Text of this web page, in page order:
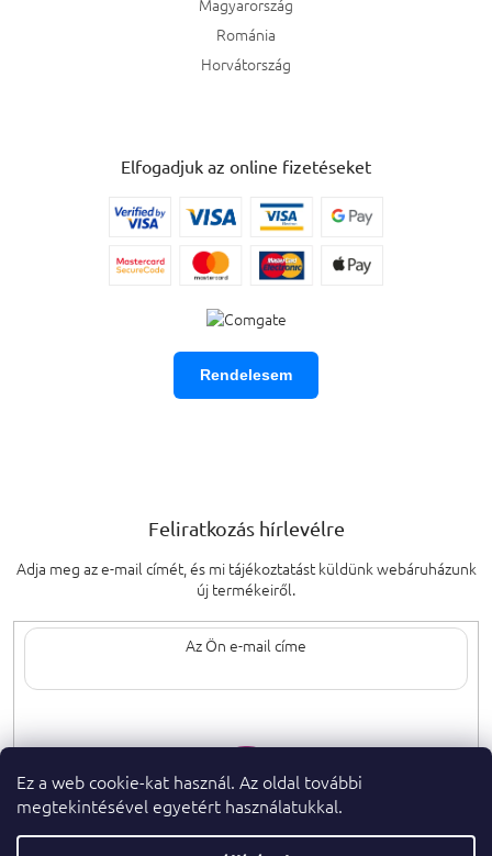
Ez a web cookie-kat használ. Az oldal további
megtekintésével egyetért használatukkal.
Magyarország
Románia
Horvátország
Elfogadjuk az online fizetéseket
Rendelesem
Feliratkozás hírlevélre
Adja meg az e-mail címét, és mi tájékoztatást küldünk webáruházunk
új termékeiről.